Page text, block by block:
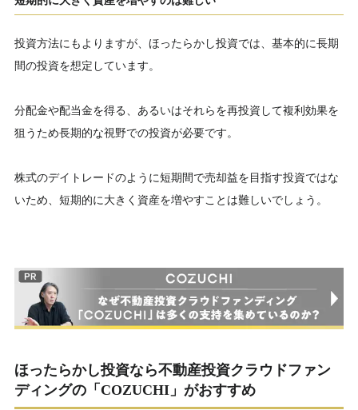
投資方法にもよりますが、ほったらかし投資では、基本的に長期
間の投資を想定しています。
分配金や配当金を得る、あるいはそれらを再投資して複利効果を
狙うため長期的な視野での投資が必要です。
株式のデイトレードのように短期間で売却益を目指す投資ではな
いため、短期的に大きく資産を増やすことは難しいでしょう。
ほったらかし投資なら不動産投資クラウドファン
ディングの「COZUCHI」がおすすめ